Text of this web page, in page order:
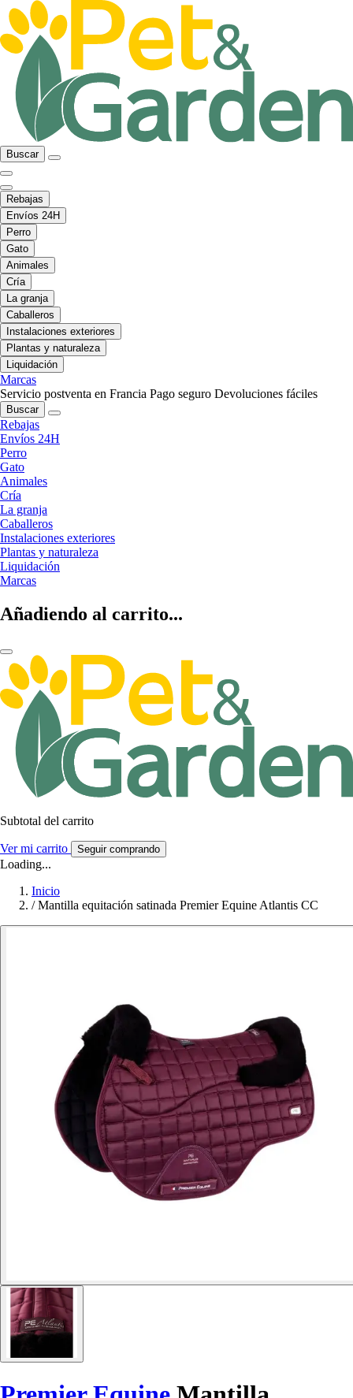
Buscar
Rebajas
Envíos 24H
Perro
Gato
Animales
Cría
La granja
Caballeros
Instalaciones exteriores
Plantas y naturaleza
Liquidación
Marcas
Servicio postventa en Francia Pago seguro Devoluciones fáciles
Buscar
Rebajas
Envíos 24H
Perro
Gato
Animales
Cría
La granja
Caballeros
Instalaciones exteriores
Plantas y naturaleza
Liquidación
Marcas
Añadiendo al carrito...
Subtotal del carrito
Ver mi carrito Seguir comprando
Loading...
Inicio
/ Mantilla equitación satinada Premier Equine Atlantis CC